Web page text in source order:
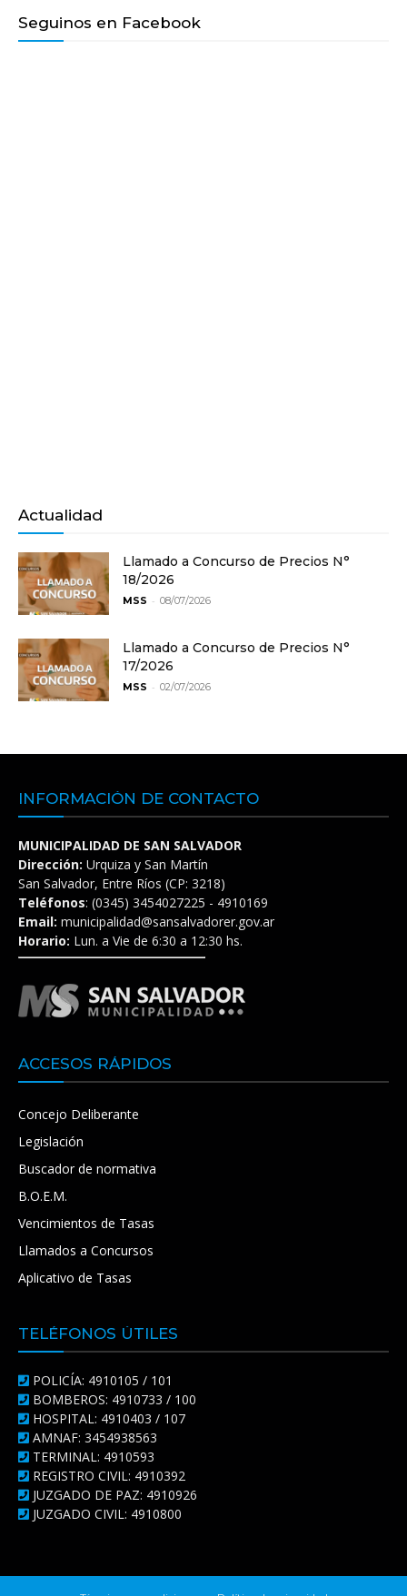
Seguinos en Facebook
Actualidad
Llamado a Concurso de Precios N°
18/2026
MSS - 08/07/2026
Llamado a Concurso de Precios N°
17/2026
MSS - 02/07/2026
INFORMACIÓN DE CONTACTO
MUNICIPALIDAD DE SAN SALVADOR
Dirección: Urquiza y San Martín
San Salvador, Entre Ríos (CP: 3218)
Teléfonos: (0345) 3454027225 - 4910169
Email: municipalidad@sansalvadorer.gov.ar
Horario: Lun. a Vie de 6:30 a 12:30 hs.
ACCESOS RÁPIDOS
Concejo Deliberante
Legislación
Buscador de normativa
B.O.E.M.
Vencimientos de Tasas
Llamados a Concursos
Aplicativo de Tasas
TELÉFONOS ÚTILES
POLICÍA: 4910105 / 101
BOMBEROS: 4910733 / 100
HOSPITAL: 4910403 / 107
AMNAF: 3454938563
TERMINAL: 4910593
REGISTRO CIVIL: 4910392
JUZGADO DE PAZ: 4910926
JUZGADO CIVIL: 4910800